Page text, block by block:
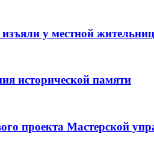
у местной
исторической памяти
проекта Мастерской